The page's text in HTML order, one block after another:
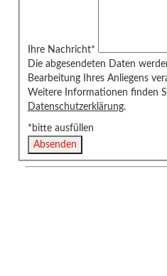
Ihre Nachricht*
Die abgesendeten Daten
Bearbeitung Ihres Anliegens
Weitere Informationen finden
Datenschutzerklärung.
*bitte ausfüllen
Absenden